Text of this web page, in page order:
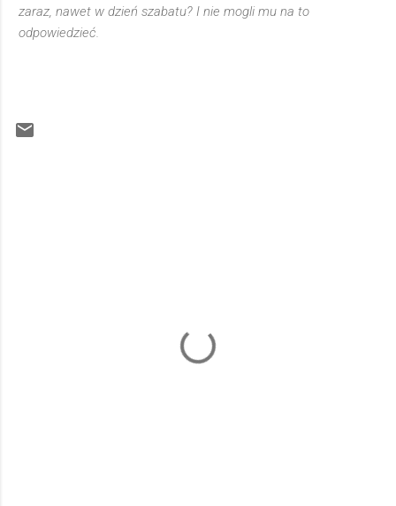
zaraz, nawet w dzień szabatu? I nie mogli mu na to
odpowiedzieć.